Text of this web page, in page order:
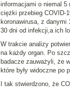
informacjami o niemal 5
ciężki przebieg COVID-
koronawirusa, z
30 dni od infekcji,a ich
W trakcie analizy
na każdy organ. Po
badacze zauważyli, że
które były widoczne po
I tak stwierdzono, że